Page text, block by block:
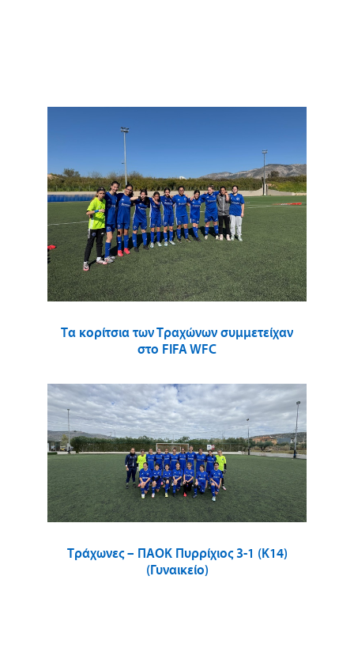
Τα κορίτσια των Τραχώνων συμμετείχαν
στο FIFA WFC
Τράχωνες – ΠΑΟΚ Πυρρίχιος 3-1 (Κ14)
(Γυναικείο)